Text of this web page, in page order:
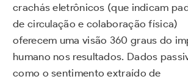
crachás eletrônicos (que indicam
de circulação e colaboração física)
oferecem uma visão 360 graus do
humano nos resultados. Dados
como o sentimento extraído de